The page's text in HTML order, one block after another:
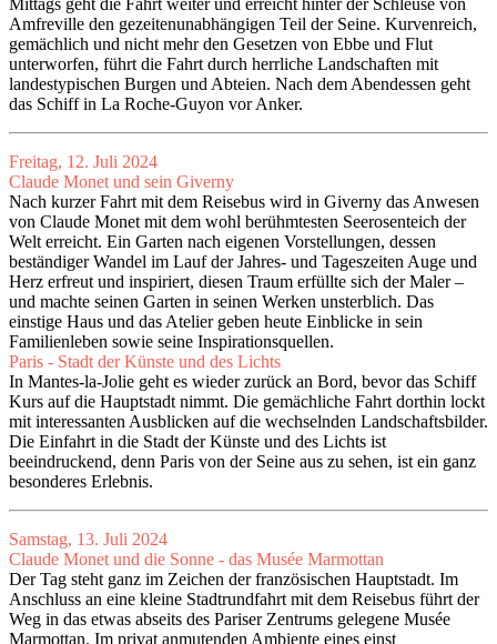
Mittags geht die Fahrt weiter und erreicht hinter der Schleuse von
Amfreville den gezeitenunabhängigen Teil der Seine. Kurvenreich,
gemächlich und nicht mehr den Gesetzen von Ebbe und Flut
unterworfen, führt die Fahrt durch herrliche Landschaften mit
landestypischen Burgen und Abteien. Nach dem Abendessen geht
das Schiff in La Roche-Guyon vor Anker.
Freitag, 12. Juli 2024
Claude Monet und sein Giverny
Nach kurzer Fahrt mit dem Reisebus wird in Giverny das Anwesen
von Claude Monet mit dem wohl berühmtesten Seerosenteich der
Welt erreicht. Ein Garten nach eigenen Vorstellungen, dessen
beständiger Wandel im Lauf der Jahres- und Tageszeiten Auge und
Herz erfreut und inspiriert, diesen Traum erfüllte sich der Maler –
und machte seinen Garten in seinen Werken unsterblich. Das
einstige Haus und das Atelier geben heute Einblicke in sein
Familienleben sowie seine Inspirationsquellen.
Paris - Stadt der Künste und des Lichts
In Mantes-la-Jolie geht es wieder zurück an Bord, bevor das Schiff
Kurs auf die Hauptstadt nimmt. Die gemächliche Fahrt dorthin lockt
mit interessanten Ausblicken auf die wechselnden Landschaftsbilder.
Die Einfahrt in die Stadt der Künste und des Lichts ist
beeindruckend, denn Paris von der Seine aus zu sehen, ist ein ganz
besonderes Erlebnis.
Samstag, 13. Juli 2024
Claude Monet und die Sonne - das Musée Marmottan
Der Tag steht ganz im Zeichen der französischen Hauptstadt. Im
Anschluss an eine kleine Stadtrundfahrt mit dem Reisebus führt der
Weg in das etwas abseits des Pariser Zentrums gelegene Musée
Marmottan. Im privat anmutenden Ambiente eines einst